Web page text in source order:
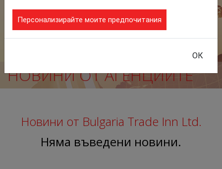
НОВИНИ ОТ АГЕНЦИИТЕ
Новини от Bulgaria Trade Inn Ltd.
Няма въведени новини.
Персонализирайте моите предпочитания
ОК